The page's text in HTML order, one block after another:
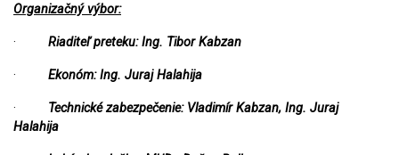
Organizačný výbor:
· Riaditeľ preteku: Ing. Tibor Kabzan
· Ekonóm: Ing. Juraj Halahija
· Technické zabezpečenie: Vladimír Kabzan, Ing. Juraj
Halahija